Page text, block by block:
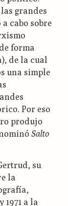
grandes
cabo sobre
forma
de la cual
una simple
Por eso
produjo
Salto
su
la
1971 a la